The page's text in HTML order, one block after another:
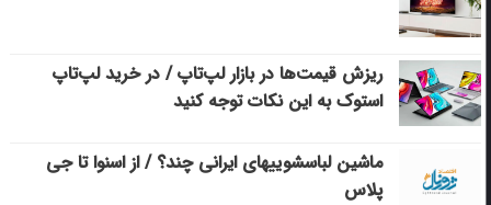
ریزش قیمت‌ها در بازار لپ‌تاپ / در خرید لپ‌تاپ
استوک به این نکات توجه کنید
ماشین لباسشویی‎های ایرانی چند؟ / از اسنوا تا جی
پلاس